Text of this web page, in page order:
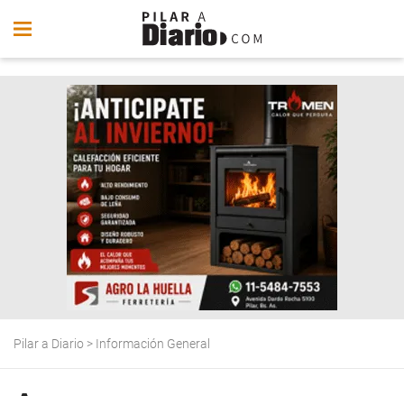
Pilar a Diario > Información General